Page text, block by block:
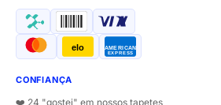
elo AMERICAN
EXPRESS
CONFIANÇA
❤️ 24 "gostei" em nossos tapetes